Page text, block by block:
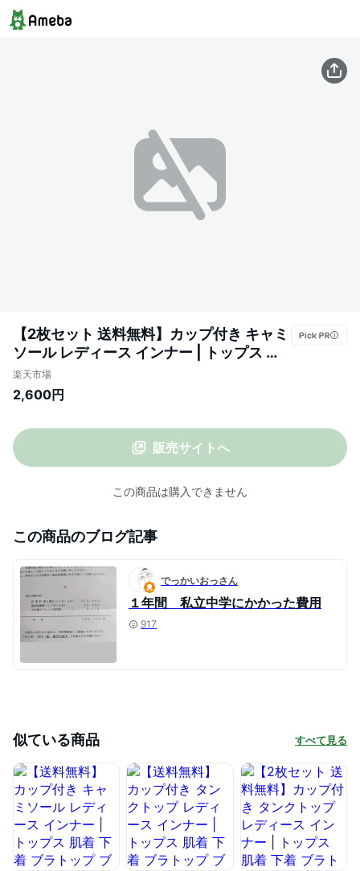
【2枚セット 送料無料】カップ付き キャミ
ソール レディース インナー | トップス 肌
着 下着 ブラトップ ブラキャミ 大きいサイ
ズ 2023 イベント 秋冬 sale カップ付きキ
チ 伸縮性 通気性 ホワイト ブラック グレー
ピンク ブルー
楽天市場
2,600円
販売サイトへ
この商品は購入できません
この商品のブログ記事
でっかいおっさん
１年間 私立中学にかかった費用
917
似ている商品 すべて見る